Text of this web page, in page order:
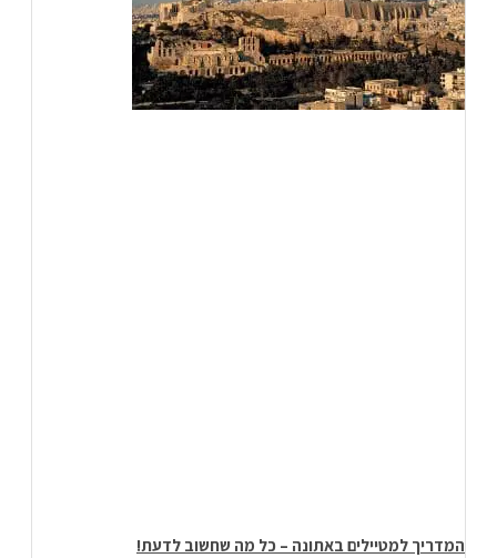
המדריך למטיילים באתונה – כל מה שחשוב לדעת!